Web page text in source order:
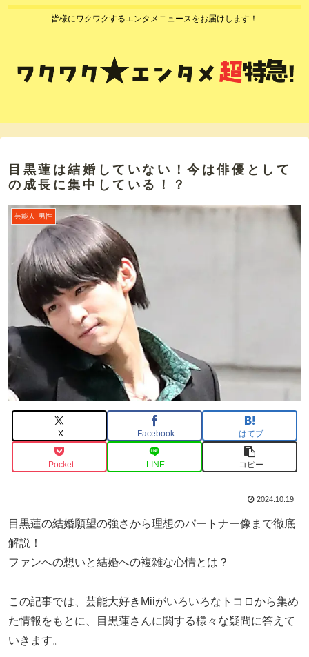
皆様にワクワクするエンタメニュースをお届けします！
目黒蓮は結婚していない！今は俳優として
の成長に集中している！？
芸能人ｰ男性
X Facebook はてブ
Pocket LINE コピー
2024.10.19
目黒蓮の結婚願望の強さから理想のパートナー像まで徹底
解説！
ファンへの想いと結婚への複雑な心情とは？
この記事では、芸能大好きMiiがいろいろなトコロから集め
た情報をもとに、目黒蓮さんに関する様々な疑問に答えて
いきます。